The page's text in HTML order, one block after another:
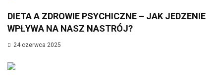
DIETA A ZDROWIE PSYCHICZNE – JAK JEDZENIE
WPŁYWA NA NASZ NASTRÓJ?
24 czerwca 2025